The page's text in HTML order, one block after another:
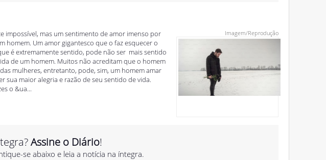
Imagem/Reprodução
impossível, mas um sentimento de amor imenso por
Um amor gigantesco que o faz esquecer o
é extremamente sentido, pode não ser mais sentido
de um homem. Muitos não acreditam que o homem
mulheres, entretanto, pode, sim, um homem amar
sua maior alegria e razão de seu sentido de vida.
o &ua...
Assine o Diário!
se abaixo e leia a notícia na íntegra.